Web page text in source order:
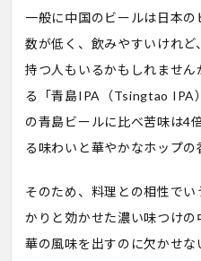
一般に中国のビールは日本
数が低く、飲みやすいけれ
持つ人もいるかもしれませ
る「青島IPA（Tsingtao IPA
の青島ビールに比べ苦味は4
る味わいと華やかなホップの
そのため、料理との相性で
かりと効かせた濃い味つけ
華の風味を出すのに欠かせ